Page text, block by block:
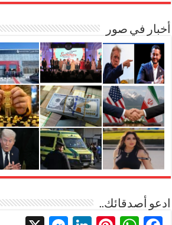
أخبار في صور
ادعو أصدقائك..